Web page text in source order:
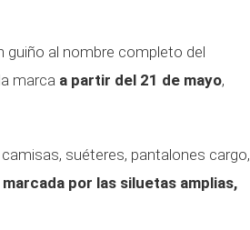
guiño al nombre completo del
marca a partir del 21 de mayo,
suéteres, pantalones cargo,
por las siluetas amplias,